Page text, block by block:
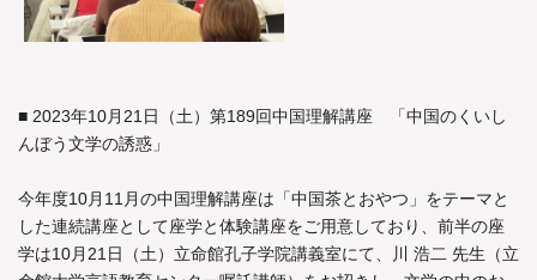
■ 2023年10月21日（土）第189回中国理解講座 「中国のくいし
んぼう文学の誘惑」
今年度10月11月の中国理解講座は「中国茶とおやつ」をテーマと
した連続講座として座学と体験講座をご用意しており、前半の座
学は10月21日（土）立命館孔子学院講義室にて、川 浩二 先生（立